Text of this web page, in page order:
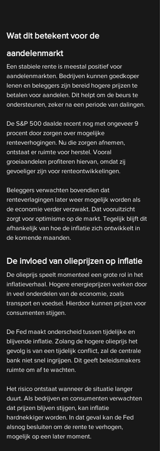
Wat dit betekent voor de
aandelenmarkt
Een stabiele rente is meestal positief voor
aandelenmarkten. Bedrijven kunnen goedkoper
lenen en beleggers zijn bereid hogere prijzen te
betalen voor aandelen. Dit helpt om de beurs te
ondersteunen, zeker na een periode van dalingen.
De S&P 500 daalde recent nog met ongeveer 9
procent door zorgen over mogelijke
renteverhogingen. Nu die zorgen afnemen,
ontstaat er ruimte voor herstel. Vooral
groeiaandelen profiteren hiervan, omdat zij
gevoeliger zijn voor renteontwikkelingen.
Beleggers verwachten bovendien dat
renteverlagingen later weer mogelijk worden als
de economie verder verzwakt. Dat vooruitzicht
zorgt voor optimisme op de markt. Tegelijk blijft dit
afhankelijk van hoe de inflatie zich ontwikkelt in
de komende maanden.
De invloed van olieprijzen op inflatie
De olieprijs speelt momenteel een grote rol in het
inflatieverhaal. Hogere energieprijzen werken door
in veel onderdelen van de economie, zoals
transport en voedsel. Hierdoor kunnen prijzen voor
consumenten stijgen.
De Fed maakt onderscheid tussen tijdelijke en
blijvende inflatie. Zolang de hogere olieprijs het
gevolg is van een tijdelijk conflict, zal de centrale
bank niet snel ingrijpen. Dit geeft beleidsmakers
ruimte om af te wachten.
Het risico ontstaat wanneer de situatie langer
duurt. Als bedrijven en consumenten verwachten
dat prijzen blijven stijgen, kan inflatie
hardnekkiger worden. In dat geval kan de Fed
alsnog besluiten om de rente te verhogen,
mogelijk op een later moment.